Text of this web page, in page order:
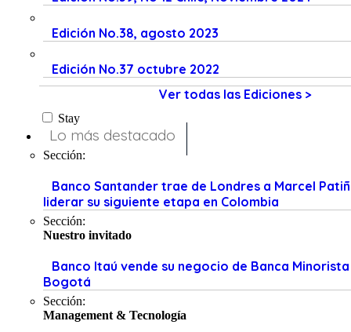
Edición No.38, agosto 2023
Edición No.37 octubre 2022
Ver todas las Ediciones >
Stay
Lo más destacado
Sección:
Banco Santander trae de Londres a Marcel
liderar su siguiente etapa en Colombia
Sección:
Nuestro invitado
Banco Itaú vende su negocio de Banca
Bogotá
Sección:
Management & Tecnología